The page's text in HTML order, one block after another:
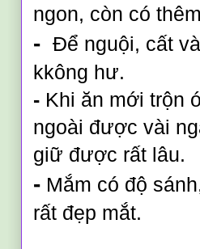
ngon, còn có
- Để nguội, cất
kkông hư.
- Khi ăn mới trộn
ngoài được vài
giữ được rất lâu.
- Mắm có độ
rất đẹp mắt.